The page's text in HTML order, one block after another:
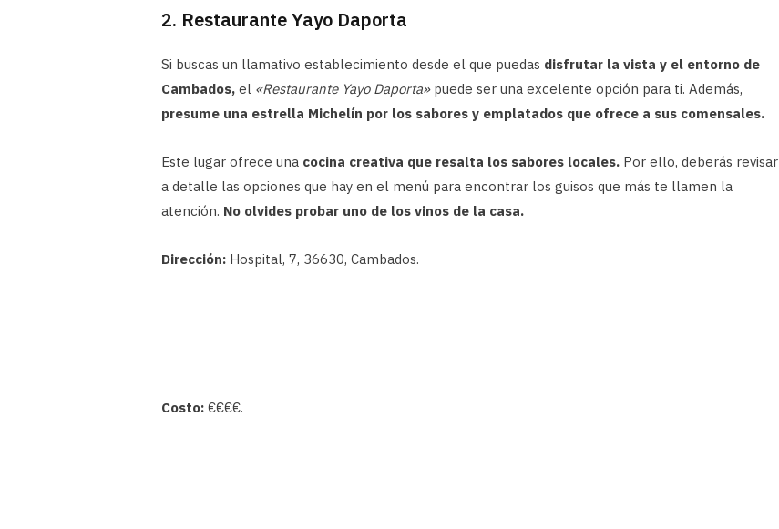
2. Restaurante Yayo Daporta
Si buscas un llamativo establecimiento desde el que puedas disfrutar la vista y el entorno de
Cambados, el «Restaurante Yayo Daporta»puede ser una excelente opción para ti. Además,
presume una estrella Michelín por los sabores y emplatados que ofrece a sus comensales.
Este lugar ofrece una cocina creativa que resalta los sabores locales. Por ello, deberás revisar
a detalle las opciones que hay en el menú para encontrar los guisos que más te llamen la
atención. No olvides probar uno de los vinos de la casa.
Dirección: Hospital, 7, 36630, Cambados.
Costo: €€€€.